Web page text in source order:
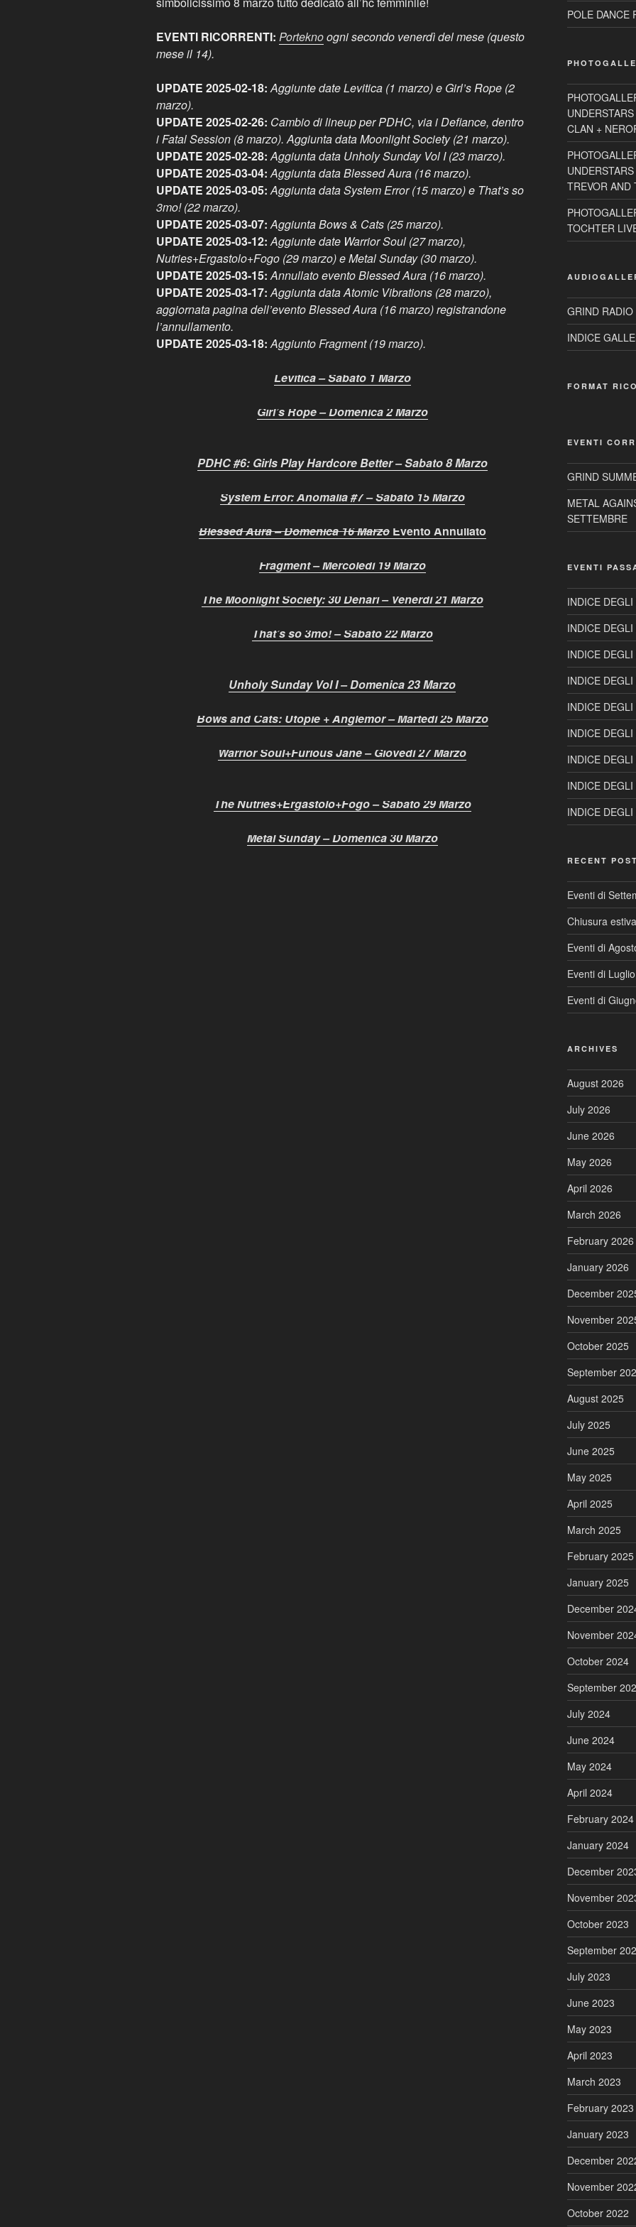
EVENTI RICORRENTI: Porteknoogni secondo venerdì del mese (questo
mese il 14).
UPDATE 2025-02-18: Aggiunte date Levitica (1 marzo) e Girl’s Rope (2
marzo).
UPDATE 2025-02-26: Cambio di lineup per PDHC, via i Defiance, dentro
i Fatal Session (8 marzo). Aggiunta data Moonlight Society (21 marzo).
UPDATE 2025-02-28:Aggiunta data Unholy Sunday Vol I (23 marzo).
UPDATE 2025-03-04:Aggiunta data Blessed Aura (16 marzo).
UPDATE 2025-03-05:Aggiunta data System Error (15 marzo) e That’s so
3mo! (22 marzo).
UPDATE 2025-03-07: Aggiunta Bows & Cats (25 marzo).
UPDATE 2025-03-12: Aggiunte date Warrior Soul (27 marzo),
Nutries+Ergastolo+Fogo (29 marzo) e Metal Sunday (30 marzo).
UPDATE 2025-03-15:Annullato evento Blessed Aura (16 marzo).
UPDATE 2025-03-17:Aggiunta data Atomic Vibrations (28 marzo),
aggiornata pagina dell’evento Blessed Aura (16 marzo) registrandone
l’annullamento.
UPDATE 2025-03-18:Aggiunto Fragment (19 marzo).
Levitica – Sabato 1 Marzo
Girl’s Rope – Domenica 2 Marzo
PDHC #6: Girls Play Hardcore Better – Sabato 8 Marzo
System Error: Anomalia #7 – Sabato 15 Marzo
Blessed Aura – Domenica 16 MarzoEvento Annullato
Fragment – Mercoledì 19 Marzo
The Moonlight Society: 30 Denari – Venerdì 21 Marzo
That’s so 3mo! – Sabato 22 Marzo
Unholy Sunday Vol I – Domenica 23 Marzo
Bows and Cats: Utopie + Anglemor – Martedì 25 Marzo
Warrior Soul+Furious Jane – Giovedì 27 Marzo
The Nutries+Ergastolo+Fogo – Sabato 29 Marzo
Metal Sunday – Domenica 30 Marzo
POLE DANCE
CLAN +
TREVOR AND
TOCHTER
GRIND RADIO
INDICE
FORMAT
EVENTI
GRIND
METAL
SETTEMBRE
EVENTI
INDICE
INDICE
INDICE
INDICE
INDICE
INDICE
INDICE
INDICE
INDICE
RECENT
Eventi di
Chiusura
Eventi di
Eventi di
Eventi di
ARCHIVES
August 2026
July 2026
June 2026
May 2026
April 2026
March 2026
February 2026
January 2026
December
November
October 2025
September
August 2025
July 2025
June 2025
May 2025
April 2025
March 2025
February 2025
January 2025
December
November
October 2024
September
July 2024
June 2024
May 2024
April 2024
February 2024
January 2024
December
November
October 2023
September
July 2023
June 2023
May 2023
April 2023
March 2023
February 2023
January 2023
December
November
October 2022